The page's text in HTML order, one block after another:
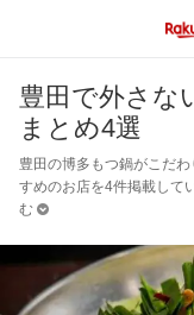
豊田で外さな
まとめ4選
豊田の博多もつ鍋がこだ
すめのお店を4件掲載して
む